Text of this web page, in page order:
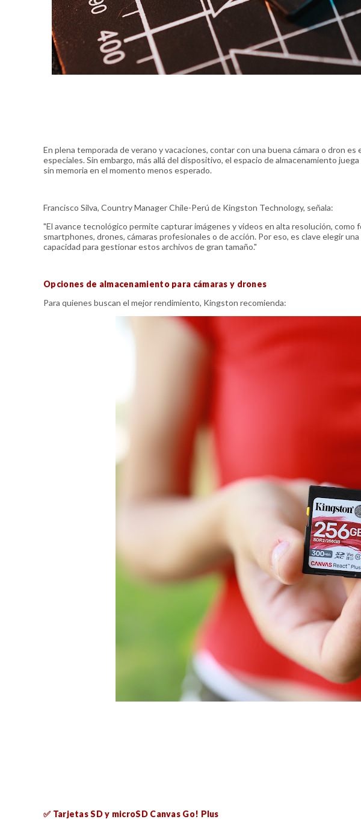
En plena temporada de verano y vacaciones, contar con una buena cámara o dron
especiales. Sin embargo, más allá del dispositivo, el espacio de almacenamiento
sin memoria en el momento menos esperado.
Francisco Silva, Country Manager Chile-Perú de Kingston Technology, señala:
"El avance tecnológico permite capturar imágenes y videos en alta resolución,
smartphones, drones, cámaras profesionales o de acción. Por eso, es clave elegir
capacidad para gestionar estos archivos de gran tamaño."
Opciones de almacenamiento para cámaras y drones
Para quienes buscan el mejor rendimiento, Kingston recomienda:
✅ Tarjetas SD y microSD Canvas Go! Plus